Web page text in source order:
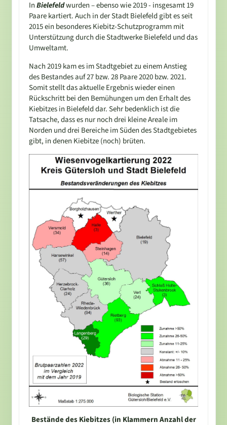
In Bielefeldwurden – ebenso wie 2019 - insgesamt 19
Paare kartiert. Auch in der Stadt Bielefeld gibt es seit
2015 ein besonderes Kiebitz-Schutzprogramm mit
Unterstützung durch die Stadtwerke Bielefeld und das
Umweltamt.
Nach 2019 kam es im Stadtgebiet zu einem Anstieg
des Bestandes auf 27 bzw. 28 Paare 2020 bzw. 2021.
Somit stellt das aktuelle Ergebnis wieder einen
Rückschritt bei den Bemühungen um den Erhalt des
Kiebitzes in Bielefeld dar. Sehr bedenklich ist die
Tatsache, dass es nur noch drei kleine Areale im
Norden und drei Bereiche im Süden des Stadtgebietes
gibt, in denen Kiebitze (noch) brüten.
Bestände des Kiebitzes (in Klammern Anzahl der